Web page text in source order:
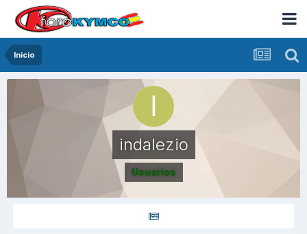
Inicio
indalezio
Usuarios